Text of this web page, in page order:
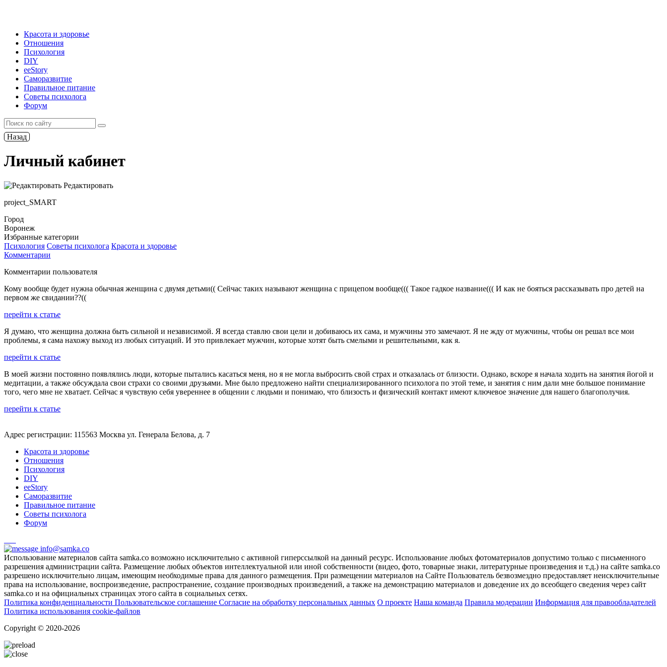
Красота и здоровье
Отношения
Психология
DIY
ееStory
Саморазвитие
Правильное питание
Советы психолога
Форум
Назад
Личный кабинет
Редактировать
project_SMART
Город
Воронеж
Избранные категории
Психология Советы психолога Красота и здоровье
Комментарии
Комментарии пользователя
Кому вообще будет нужна обычная женщина с двумя детьми(( Сейчас таких называют женщина с прицепом вообще((( Такое гадкое название((( И как не бояться рассказывать про детей на
первом же свидании??((
перейти к статье
Я думаю, что женщина должна быть сильной и независимой. Я всегда ставлю свои цели и добиваюсь их сама, и мужчины это замечают. Я не жду от мужчины, чтобы он решал все мои
проблемы, я сама нахожу выход из любых ситуаций. И это привлекает мужчин, которые хотят быть смелыми и решительными, как я.
перейти к статье
В моей жизни постоянно появлялись люди, которые пытались касаться меня, но я не могла выбросить свой страх и отказалась от близости. Однако, вскоре я начала ходить на занятия йогой и
медитации, а также обсуждала свои страхи со своими друзьями. Мне было предложено найти специализированного психолога по этой теме, и занятия с ним дали мне большое понимание
того, чего мне не хватает. Сейчас я чувствую себя увереннее в общении с людьми и понимаю, что близость и физический контакт имеют ключевое значение для нашего благополучия.
перейти к статье
Адрес регистрации: 115563 Москва ул. Генерала Белова, д. 7
Красота и здоровье
Отношения
Психология
DIY
ееStory
Саморазвитие
Правильное питание
Советы психолога
Форум
info@samka.co
Использование материалов сайта samka.co возможно исключительно с активной гиперссылкой на данный ресурс. Использование любых фотоматериалов допустимо только с письменного
разрешения администрации сайта. Размещение любых объектов интеллектуальной или иной собственности (видео, фото, товарные знаки, литературные произведения и т.д.) на сайте samka.co
разрешено исключительно лицам, имеющим необходимые права для данного размещения. При размещении материалов на Сайте Пользователь безвозмездно предоставляет неисключительные
права на использование, воспроизведение, распространение, создание производных произведений, а также на демонстрацию материалов и доведение их до всеобщего сведения через сайт
samka.co и на официальных страницах этого сайта в социальных сетях.
Политика конфиденциальности Пользовательское соглашение Согласие на обработку персональных данных О проекте Наша команда Правила модерации Информация для правообладателей
Политика использования cookie-файлов
Copyright © 2020-2026